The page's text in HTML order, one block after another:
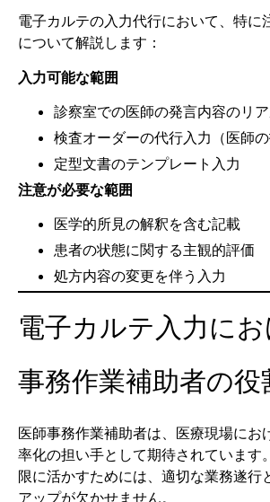
電子カルテの入力代行において、特に
について解説します：
入力可能な範囲
診察室での医師の発言内容のリ
検査オーダーの代行入力（医師の
定型文書のテンプレート入力
注意が必要な範囲
医学的所見の解釈を含む記載
患者の状態に関する主観的評価
処方内容の変更を伴う入力
電子カルテ入力に
事務作業補助者の役
医師事務作業補助者は、医療現場にお
率化の担い手として期待されています
限に活かすためには、適切な業務遂行
アップが欠かせません。